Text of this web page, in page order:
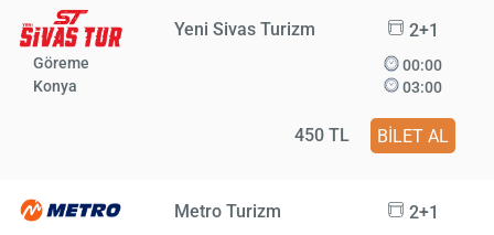
Yeni Sivas Turizm 2+1
Göreme
Konya
00:00
03:00
450 TL BİLET AL
Metro Turizm 2+1